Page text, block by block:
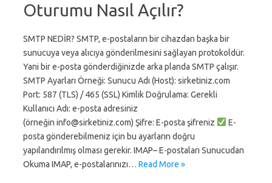
Oturumu Nasıl Açılır?
SMTP NEDİR? SMTP, e-postaların bir cihazdan başka bir
sunucuya veya alıcıya gönderilmesini sağlayan protokoldür.
Yani bir e-posta gönderdiğinizde arka planda SMTP çalışır.
SMTP Ayarları Örneği: Sunucu Adı (Host): sirketiniz.com
Port: 587 (TLS) / 465 (SSL) Kimlik Doğrulama: Gerekli
Kullanıcı Adı: e-posta adresiniz
(örneğin info@sirketiniz.com) Şifre: E-posta şifreniz
E-
posta gönderebilmeniz için bu ayarların doğru
yapılandırılmış olması gerekir. IMAP– E-postaları Sunucudan
Okuma IMAP, e-postalarınızı… Read More »